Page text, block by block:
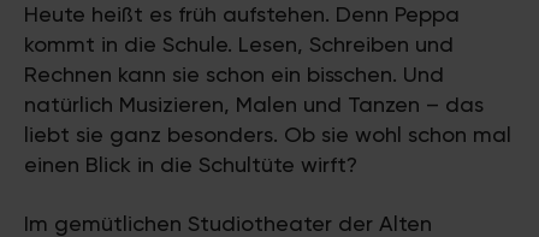
Heute heißt es früh aufstehen. Denn Peppa
kommt in die Schule. Lesen, Schreiben und
Rechnen kann sie schon ein bisschen. Und
natürlich Musizieren, Malen und Tanzen – das
liebt sie ganz besonders. Ob sie wohl schon mal
einen Blick in die Schultüte wirft?
Im gemütlichen Studiotheater der Alten